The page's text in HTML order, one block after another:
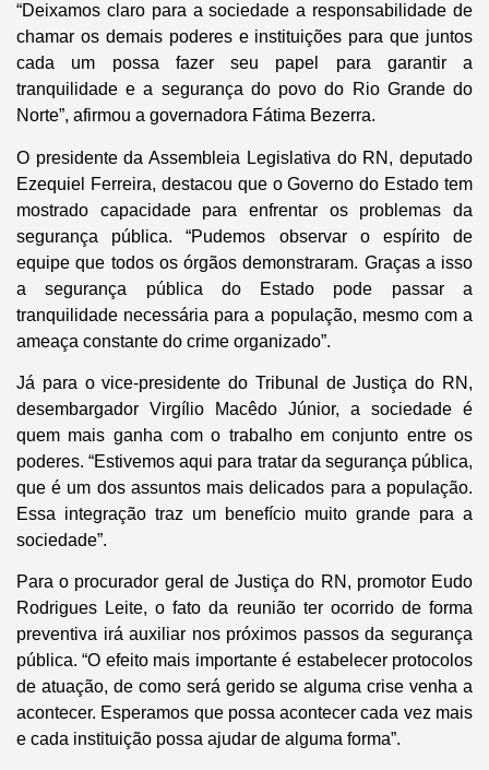
“Deixamos claro para a sociedade a responsabilidade de
chamar os demais poderes e instituições para que juntos
cada um possa fazer seu papel para garantir a
tranquilidade e a segurança do povo do Rio Grande do
Norte”, afirmou a governadora Fátima Bezerra.
O presidente da Assembleia Legislativa do RN, deputado
Ezequiel Ferreira, destacou que o Governo do Estado tem
mostrado capacidade para enfrentar os problemas da
segurança pública. “Pudemos observar o espírito de
equipe que todos os órgãos demonstraram. Graças a isso
a segurança pública do Estado pode passar a
tranquilidade necessária para a população, mesmo com a
ameaça constante do crime organizado”.
Já para o vice-presidente do Tribunal de Justiça do RN,
desembargador Virgílio Macêdo Júnior, a sociedade é
quem mais ganha com o trabalho em conjunto entre os
poderes. “Estivemos aqui para tratar da segurança pública,
que é um dos assuntos mais delicados para a população.
Essa integração traz um benefício muito grande para a
sociedade”.
Para o procurador geral de Justiça do RN, promotor Eudo
Rodrigues Leite, o fato da reunião ter ocorrido de forma
preventiva irá auxiliar nos próximos passos da segurança
pública. “O efeito mais importante é estabelecer protocolos
de atuação, de como será gerido se alguma crise venha a
acontecer. Esperamos que possa acontecer cada vez mais
e cada instituição possa ajudar de alguma forma”.